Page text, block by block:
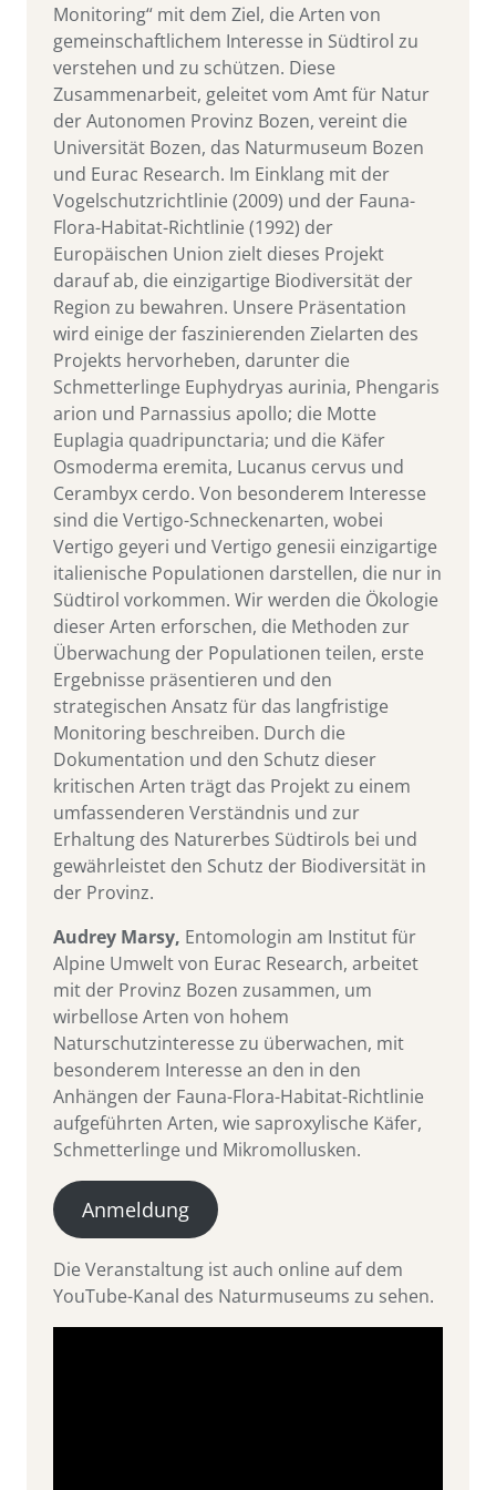
Monitoring“ mit dem Ziel, die Arten von
gemeinschaftlichem Interesse in Südtirol zu
verstehen und zu schützen. Diese
Zusammenarbeit, geleitet vom Amt für Natur
der Autonomen Provinz Bozen, vereint die
Universität Bozen, das Naturmuseum Bozen
und Eurac Research. Im Einklang mit der
Vogelschutzrichtlinie (2009) und der Fauna-
Flora-Habitat-Richtlinie (1992) der
Europäischen Union zielt dieses Projekt
darauf ab, die einzigartige Biodiversität der
Region zu bewahren. Unsere Präsentation
wird einige der faszinierenden Zielarten des
Projekts hervorheben, darunter die
Schmetterlinge Euphydryas aurinia, Phengaris
arion und Parnassius apollo; die Motte
Euplagia quadripunctaria; und die Käfer
Osmoderma eremita, Lucanus cervus und
Cerambyx cerdo. Von besonderem Interesse
sind die Vertigo-Schneckenarten, wobei
Vertigo geyeri und Vertigo genesii einzigartige
italienische Populationen darstellen, die nur in
Südtirol vorkommen. Wir werden die Ökologie
dieser Arten erforschen, die Methoden zur
Überwachung der Populationen teilen, erste
Ergebnisse präsentieren und den
strategischen Ansatz für das langfristige
Monitoring beschreiben. Durch die
Dokumentation und den Schutz dieser
kritischen Arten trägt das Projekt zu einem
umfassenderen Verständnis und zur
Erhaltung des Naturerbes Südtirols bei und
gewährleistet den Schutz der Biodiversität in
der Provinz.
Audrey Marsy, Entomologin am Institut für
Alpine Umwelt von Eurac Research, arbeitet
mit der Provinz Bozen zusammen, um
wirbellose Arten von hohem
Naturschutzinteresse zu überwachen, mit
besonderem Interesse an den in den
Anhängen der Fauna-Flora-Habitat-Richtlinie
aufgeführten Arten, wie saproxylische Käfer,
Schmetterlinge und Mikromollusken.
Anmeldung
Die Veranstaltung ist auch online auf dem
YouTube-Kanal des Naturmuseums zu sehen.